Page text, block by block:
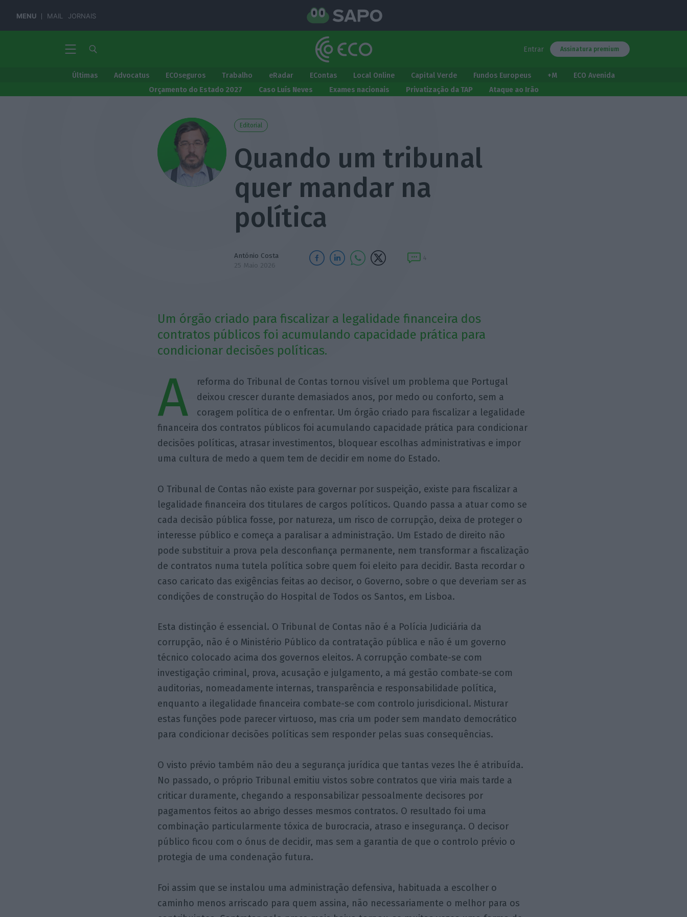
MENU MAIL JORNAIS
Entrar Assinatura premium
Últimas Advocatus ECOseguros Trabalho eRadar EContas Local Online Capital Verde Fundos Europeus +M
ECO Avenida
Orçamento do Estado 2027
Caso Luís Neves Exames nacionais Privatização da TAP Ataque ao Irão
Editorial
Quando um tribunal
quer mandar na
política
António Costa
25 Maio 2026
4
Um órgão criado para fiscalizar a legalidade financeira dos
contratos públicos foi acumulando capacidade prática para
condicionar decisões políticas.
A
reforma do Tribunal de Contas tornou visível um problema que Portugal
deixou crescer durante demasiados anos, por medo ou conforto, sem a
coragem política de o enfrentar. Um órgão criado para fiscalizar a legalidade
financeira dos contratos públicos foi acumulando capacidade prática para condicionar
decisões políticas, atrasar investimentos, bloquear escolhas administrativas e impor
uma cultura de medo a quem tem de decidir em nome do Estado.
O Tribunal de Contas não existe para governar por suspeição, existe para fiscalizar a
legalidade financeira dos titulares de cargos políticos. Quando passa a atuar como se
cada decisão pública fosse, por natureza, um risco de corrupção, deixa de proteger o
interesse público e começa a paralisar a administração. Um Estado de direito não
pode substituir a prova pela desconfiança permanente, nem transformar a fiscalização
de contratos numa tutela política sobre quem foi eleito para decidir. Basta recordar o
caso caricato das exigências feitas ao decisor, o Governo, sobre o que deveriam ser as
condições de construção do Hospital de Todos os Santos, em Lisboa.
Esta distinção é essencial. O Tribunal de Contas não é a Polícia Judiciária da
corrupção, não é o Ministério Público da contratação pública e não é um governo
técnico colocado acima dos governos eleitos. A corrupção combate-se com
investigação criminal, prova, acusação e julgamento, a má gestão combate-se com
auditorias, nomeadamente internas, transparência e responsabilidade política,
enquanto a ilegalidade financeira combate-se com controlo jurisdicional. Misturar
estas funções pode parecer virtuoso, mas cria um poder sem mandato democrático
para condicionar decisões políticas sem responder pelas suas consequências.
O visto prévio também não deu a segurança jurídica que tantas vezes lhe é atribuída.
No passado, o próprio Tribunal emitiu vistos sobre contratos que viria mais tarde a
criticar duramente, chegando a responsabilizar pessoalmente decisores por
pagamentos feitos ao abrigo desses mesmos contratos. O resultado foi uma
combinação particularmente tóxica de burocracia, atraso e insegurança. O decisor
público ficou com o ónus de decidir, mas sem a garantia de que o controlo prévio o
protegia de uma condenação futura.
Foi assim que se instalou uma administração defensiva, habituada a escolher o
caminho menos arriscado para quem assina, não necessariamente o melhor para os